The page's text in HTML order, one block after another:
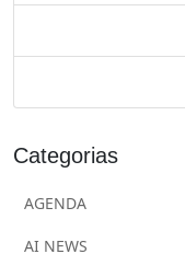
Categorias
AGENDA
AI NEWS